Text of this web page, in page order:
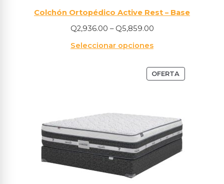
Colchón Ortopédico Active Rest – Base
Q2,936.00 – Q5,859.00
Seleccionar opciones
OFERTA